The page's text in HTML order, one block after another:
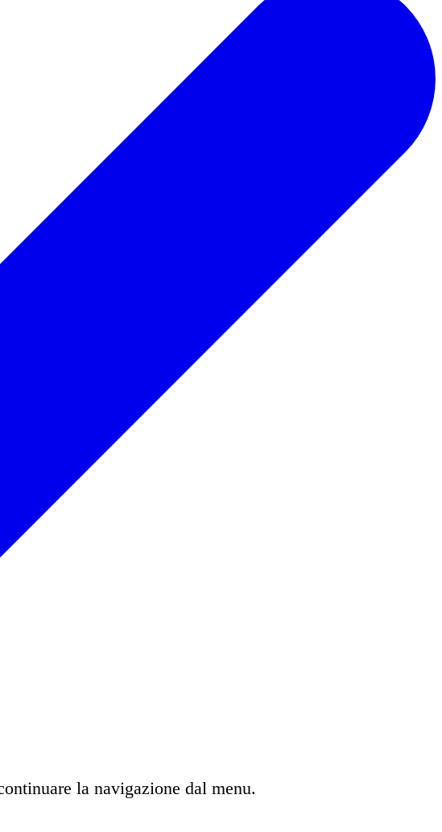
la navigazione dal menu.